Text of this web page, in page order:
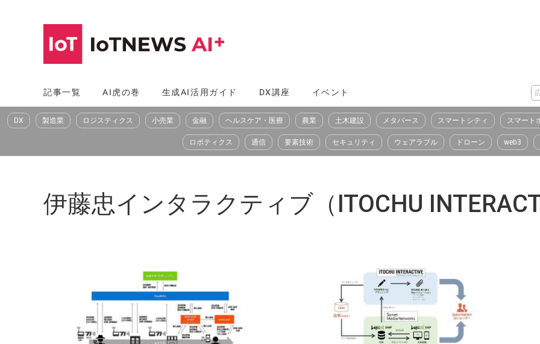
へ
ス
記事一覧 AI虎の巻 生成AI活用ガイド DX講座 イベント
DX 製造業 ロジスティクス 小売業 金融 ヘルスケア・医療 農業 土木建設 メタバース スマートシティ スマート
ロボティクス 通信 要素技術 セキュリティ ウェアラブル ドローン web3
伊藤忠インタラクティブ（ITOCHU